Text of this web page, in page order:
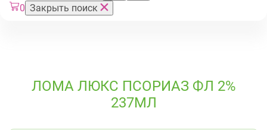
0 Закрыть поиск
ЛОМА ЛЮКС ПСОРИАЗ ФЛ 2%
237МЛ